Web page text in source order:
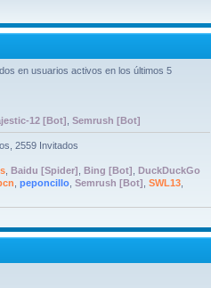
en usuarios activos en los últimos 5
12 [Bot] Semrush [Bot]
2559 Invitados
Baidu [Spider] Bing [Bot] DuckDuckGo
peponcillo Semrush [Bot] SWL13